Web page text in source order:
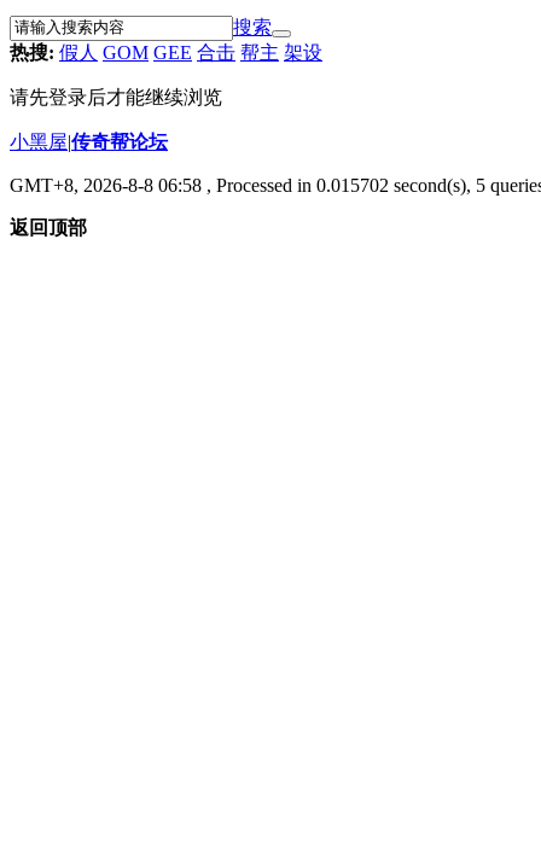
搜索
热搜: 假人 GOM GEE 合击 帮主 架设
请先登录后才能继续浏览
小黑屋|传奇帮论坛
GMT+8, 2026-8-8 06:58 , Processed in 0.015702 second(s), 5
返回顶部